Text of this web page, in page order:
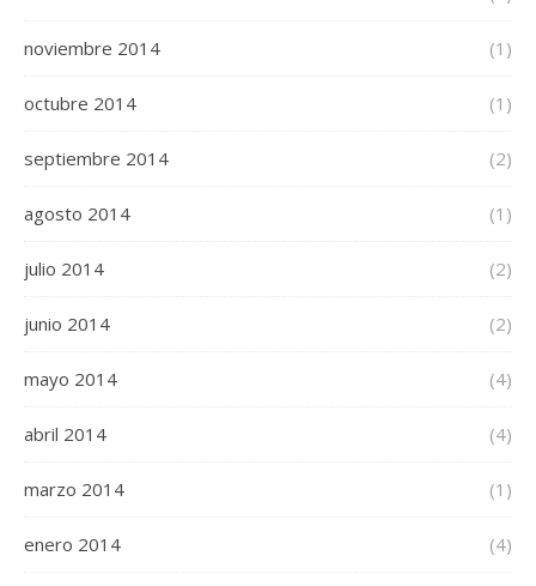
noviembre 2014 (1)
octubre 2014 (1)
septiembre 2014 (2)
agosto 2014 (1)
julio 2014 (2)
junio 2014 (2)
mayo 2014 (4)
abril 2014 (4)
marzo 2014 (1)
enero 2014 (4)